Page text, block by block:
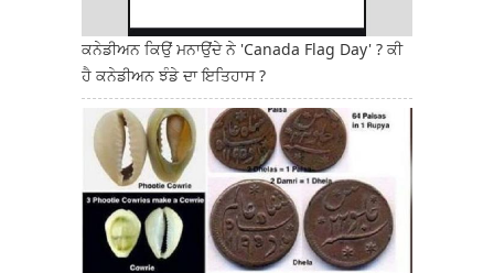
ਕਨੇਡੀਅਨ ਕਿਉਂ ਮਨਾਉਂਦੇ ਨੇ 'Canada Flag Day' ? ਕੀ
ਹੈ ਕਨੇਡੀਅਨ ਝੰਡੇ ਦਾ ਇਤਿਹਾਸ ?